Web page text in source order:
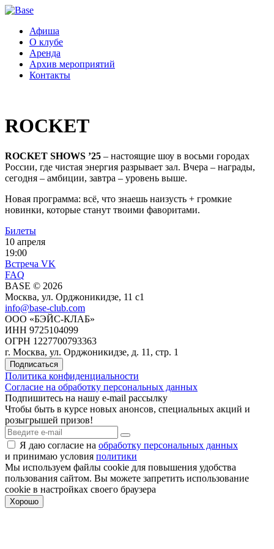
Афиша
О клубе
Аренда
Архив мероприятий
Контакты
ROCKET
ROCKET SHOWS ’25 – настоящие шоу в восьми городах
России, где чистая энергия разрывает зал. Вчера – награды,
сегодня – амбиции, завтра – уровень выше.
Новая программа: всё, что знаешь наизусть + громкие
новинки, которые станут твоими фаворитами.
Билеты
10 апреля
19:00
Встреча VK
FAQ
BASE © 2026
Москва, ул. Орджоникидзе, 11 c1
info@base-club.com
ООО «БЭЙС-КЛАБ»
ИНН 9725104099
ОГРН 1227700793363
г. Москва, ул. Орджоникидзе, д. 11, стр. 1
Подписаться
Политика конфиденциальности
Согласие на обработку персональных данных
Подпишитесь на нашу e-mail рассылку
Чтобы быть в курсе новых анонсов, специальных акций и
розыгрышей призов!
Я даю согласие на обработку персональных данных
и принимаю условия политики
Мы используем файлы cookie для повышения удобства
пользования cайтом. Вы можете запретить использование
cookie в настройках своего браузера
Хорошо